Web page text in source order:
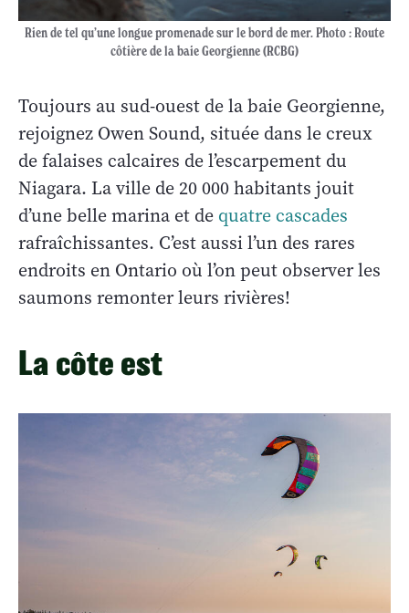
Rien de tel qu’une longue promenade sur le bord de mer. Photo : Route
côtière de la baie Georgienne (RCBG)
Toujours au sud-ouest de la baie Georgienne,
rejoignez Owen Sound, située dans le creux
de falaises calcaires de l’escarpement du
Niagara. La ville de 20 000 habitants jouit
d’une belle marina et de quatre cascades
rafraîchissantes. C’est aussi l’un des rares
endroits en Ontario où l’on peut observer les
saumons remonter leurs rivières!
La côte est